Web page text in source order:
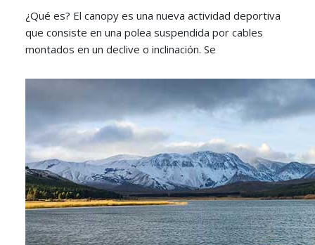
¿Qué es? El canopy es una nueva actividad deportiva
que consiste en una polea suspendida por cables
montados en un declive o inclinación. Se